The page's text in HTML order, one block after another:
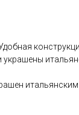
украшены